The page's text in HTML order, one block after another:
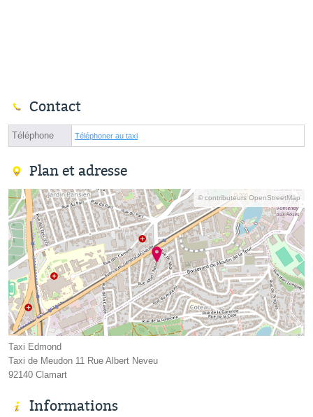
Contact
Téléphone Téléphoner au taxi
Plan et adresse
© contributeurs OpenStreetMap
Taxi Edmond
Taxi de Meudon 11 Rue Albert Neveu
92140 Clamart
Informations